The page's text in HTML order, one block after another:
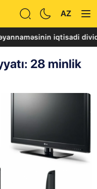
AZ
iqtisadi
28 minlik